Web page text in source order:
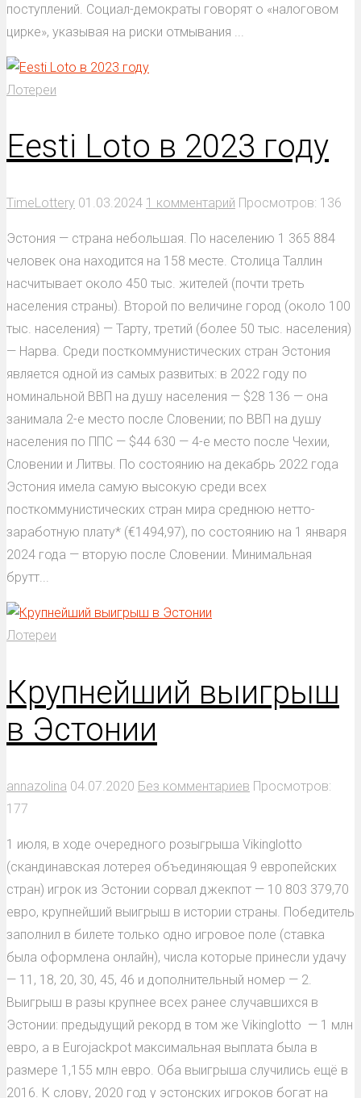
поступлений. Социал-демократы говорят о «налоговом
цирке», указывая на риски отмывания ...
Лотереи
Eesti Loto в 2023 году
TimeLottery 01.03.2024 1 комментарий Просмотров: 136
Эстония — страна небольшая. По населению 1 365 884
человек она находится на 158 месте. Столица Таллин
насчитывает около 450 тыс. жителей (почти треть
населения страны). Второй по величине город (около 100
тыс. населения) — Тарту, третий (более 50 тыс. населения)
— Нарва. Среди посткоммунистических стран Эстония
является одной из самых развитых: в 2022 году по
номинальной ВВП на душу населения — $28 136 — она
занимала 2-е место после Словении; по ВВП на душу
населения по ППС — $44 630 — 4-е место после Чехии,
Словении и Литвы. По состоянию на декабрь 2022 года
Эстония имела самую высокую среди всех
посткоммунистических стран мира среднюю нетто-
заработную плату* (€1494,97), по состоянию на 1 января
2024 года — вторую после Словении. Минимальная
брутт...
Лотереи
Крупнейший выигрыш
в Эстонии
annazolina 04.07.2020 Без комментариев Просмотров:
177
1 июля, в ходе очередного розыгрыша Vikinglotto
(скандинавская лотерея объединяющая 9 европейских
стран) игрок из Эстонии сорвал джекпот — 10 803 379,70
евро, крупнейший выигрыш в истории страны. Победитель
заполнил в билете только одно игровое поле (ставка
была оформлена онлайн), числа которые принесли удачу
— 11, 18, 20, 30, 45, 46 и дополнительный номер — 2.
Выигрыш в разы крупнее всех ранее случавшихся в
Эстонии: предыдущий рекорд в том же Vikinglotto — 1 млн
евро, а в Eurojackpot максимальная выплата была в
размере 1,155 млн евро. Оба выигрыша случились ещё в
2016. К слову, 2020 год у эстонских игроков богат на